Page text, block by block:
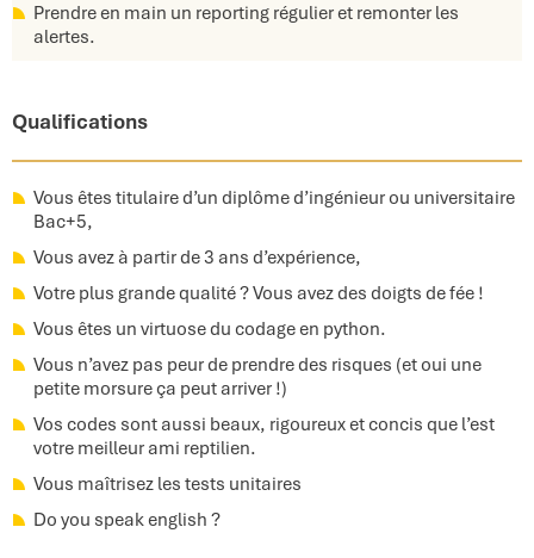
Prendre en main un reporting régulier et remonter les
alertes.
Qualifications
Vous êtes titulaire d’un diplôme d’ingénieur ou universitaire
Bac+5,
Vous avez à partir de 3 ans d’expérience,
Votre plus grande qualité ? Vous avez des doigts de fée !
Vous êtes un virtuose du codage en python.
Vous n’avez pas peur de prendre des risques (et oui une
petite morsure ça peut arriver !)
Vos codes sont aussi beaux, rigoureux et concis que l’est
votre meilleur ami reptilien.
Vous maîtrisez les tests unitaires
Do you speak english ?